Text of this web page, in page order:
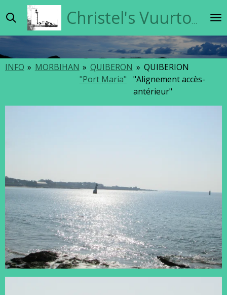
direct
naar
hoofdinhoud
Christel's Vuurtorensite
INFO » MORBIHAN » QUIBERON
"Port Maria"
» QUIBERION
"Alignement accès-
antérieur"